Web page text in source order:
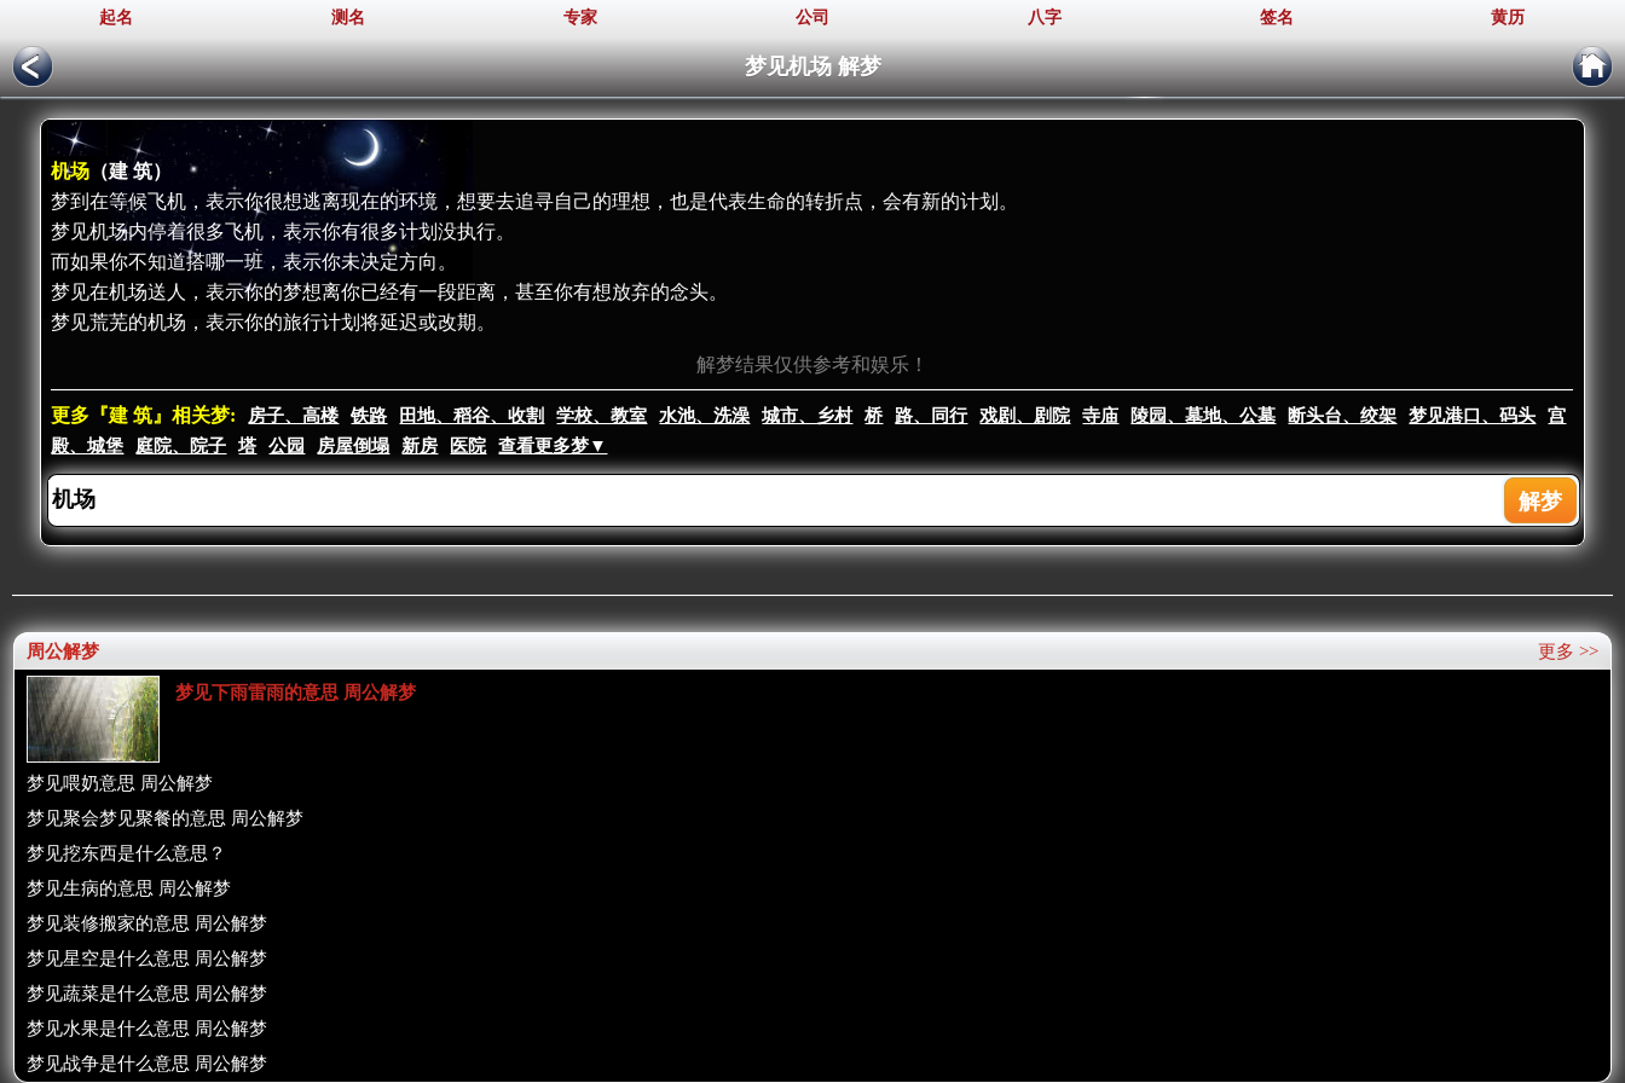
起名 测名 专家 公司 八字 签名 黄历
梦见机场 解梦
机场 （建 筑）
梦到在等候飞机，表示你很想逃离现在的环境，想要去追寻自己的理想，也是代表生命的转折点，会有新的计划。
梦见机场内停着很多飞机，表示你有很多计划没执行。
而如果你不知道搭哪一班，表示你未决定方向。
梦见在机场送人，表示你的梦想离你已经有一段距离，甚至你有想放弃的念头。
梦见荒芜的机场，表示你的旅行计划将延迟或改期。
解梦结果仅供参考和娱乐！
更多『建 筑』相关梦: 房子、高楼 铁路 田地、稻谷、收割 学校、教室 水池、洗澡 城市、乡村 桥 路、同行 戏剧、剧院 寺庙 陵园、墓地、公墓 断头台、绞架 梦见港口、码头
宫
殿、城堡
庭院、院子 塔 公园 房屋倒塌 新房 医院 查看更多梦▼
更多 >>
周公解梦
梦见下雨雷雨的意思 周公解梦
梦见喂奶意思 周公解梦
梦见聚会梦见聚餐的意思 周公解梦
梦见挖东西是什么意思？
梦见生病的意思 周公解梦
梦见装修搬家的意思 周公解梦
梦见星空是什么意思 周公解梦
梦见蔬菜是什么意思 周公解梦
梦见水果是什么意思 周公解梦
梦见战争是什么意思 周公解梦